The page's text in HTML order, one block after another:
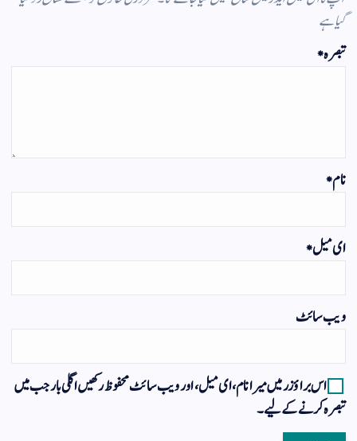
گیا ہے
تبصرہ*
نام*
ای میل*
ویب‌ سائٹ
اس براؤزر میں میرا نام، ای میل، اور ویب سائٹ محفوظ رکھیں اگلی بار جب میں
تبصرہ کرنے کےلیے۔